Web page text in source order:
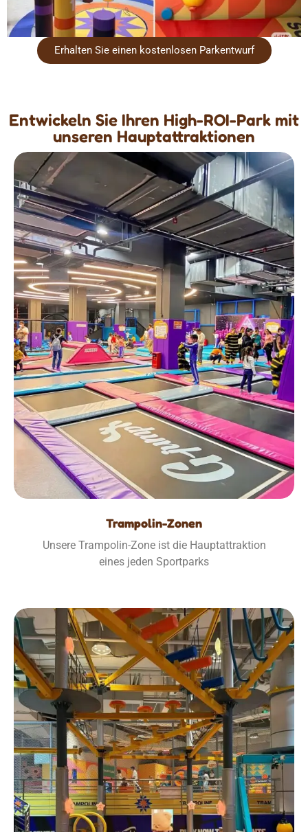
Erhalten Sie einen kostenlosen Parkentwurf
Entwickeln Sie Ihren High-ROI-Park mit
unseren Hauptattraktionen
Trampolin-Zonen
Unsere Trampolin-Zone ist die Hauptattraktion
eines jeden Sportparks